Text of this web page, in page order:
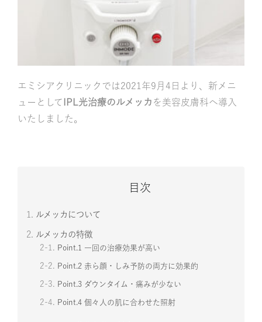
エミシアクリニックでは2021年9月4日より、新メニ
ューとして
IPL光治療のルメッカ を美容皮膚科へ導入
いたしました。
目次
1. ルメッカについて
2. ルメッカの特徴
2-1. Point.1 一回の治療効果が高い
2-2. Point.2 赤ら顔・しみ予防の両方に効果的
2-3. Point.3 ダウンタイム・痛みが少ない
2-4. Point.4 個々人の肌に合わせた照射